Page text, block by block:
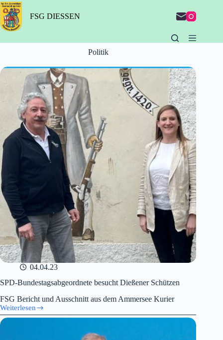
Zum
Inhalt
springen
FSG DIESSEN
Politik
04.04.23
SPD-Bundestagsabgeordnete besucht Dießener Schützen
FSG Bericht und Ausschnitt aus dem Ammersee Kurier
Weiterlesen
SPD-
Bundestagsabgeordnete